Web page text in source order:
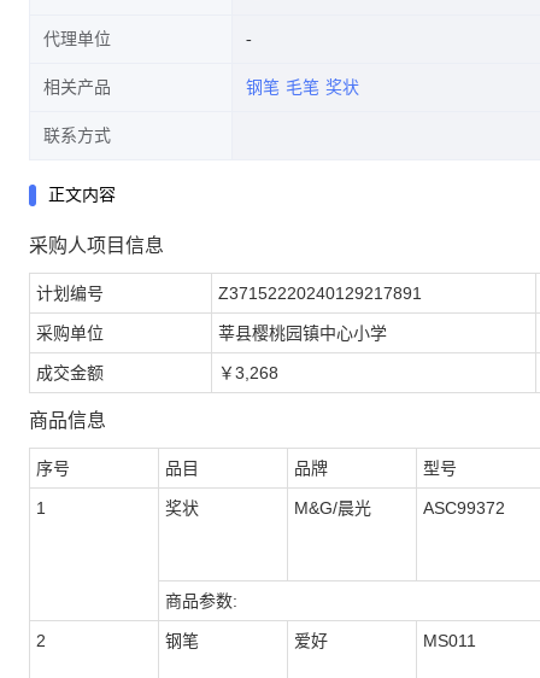
代理单位
相关产品 钢笔 毛笔 奖状
联系方式
正文内容
采购人项目信息
计划编号 Z37152220240129217891
采购单位 莘县樱桃园镇中心小学
成交金额 ￥3,268
商品信息
序号 品目 品牌 型号
1 奖状 M&G/晨光 ASC99372
商品参数:
2 钢笔 爱好 MS011